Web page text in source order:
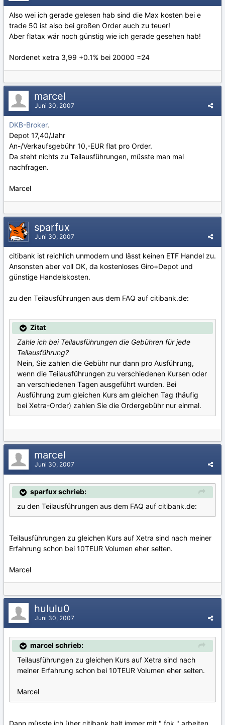
Also wei ich gerade gelesen hab sind die Max kosten bei e
trade 50 ist also bei großen Order auch zu teuer!
Aber flatax wär noch günstig wie ich gerade gesehen hab!
Nordenet xetra 3,99 +0.1% bei 20000 =24
marcel
Juni 30, 2007
DKB-Broker.
Depot 17,40/Jahr
An-/Verkaufsgebühr 10,-EUR flat pro Order.
Da steht nichts zu Teilausführungen, müsste man mal
nachfragen.
Marcel
sparfux
Juni 30, 2007
citibank ist reichlich unmodern und lässt keinen ETF Handel zu.
Ansonsten aber voll OK, da kostenloses Giro+Depot und
günstige Handelskosten.
zu den Teilausführungen aus dem FAQ auf citibank.de:
Zitat
Zahle ich bei Teilausführungen die Gebühren für jede
Teilausführung?
Nein, Sie zahlen die Gebühr nur dann pro Ausführung,
wenn die Teilausführungen zu verschiedenen Kursen oder
an verschiedenen Tagen ausgeführt wurden. Bei
Ausführung zum gleichen Kurs am gleichen Tag (häufig
bei Xetra-Order) zahlen Sie die Ordergebühr nur einmal.
marcel
Juni 30, 2007
sparfux schrieb:
zu den Teilausführungen aus dem FAQ auf citibank.de:
Teilausführungen zu gleichen Kurs auf Xetra sind nach meiner
Erfahrung schon bei 10TEUR Volumen eher selten.
Marcel
hululu0
Juni 30, 2007
marcel schrieb:
Teilausführungen zu gleichen Kurs auf Xetra sind nach
meiner Erfahrung schon bei 10TEUR Volumen eher selten.
Marcel